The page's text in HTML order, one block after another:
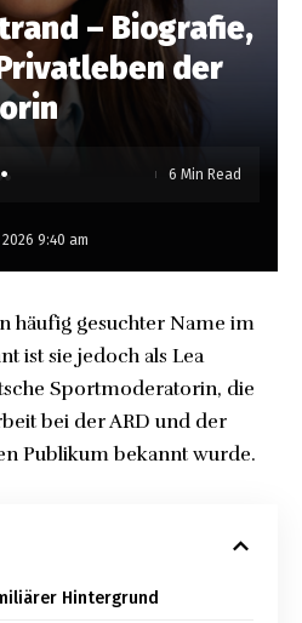
– Biografie,
der
9:40 am
6 Min Read
häufig gesuchter Name im
ist sie jedoch als Lea
Sportmoderatorin, die
bei der ARD und der
Publikum bekannt wurde.
Hintergrund